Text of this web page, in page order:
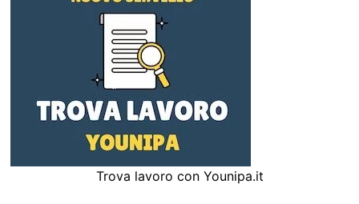
Trova lavoro con Younipa.it